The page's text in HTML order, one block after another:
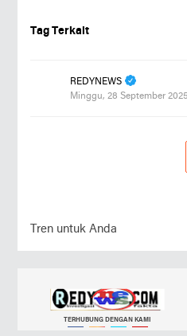
Tag Terkait
REDYNEWS
Minggu, 28 September
Tren untuk Anda
TERHUBUNG DENGAN KAMI